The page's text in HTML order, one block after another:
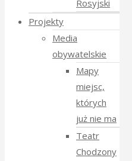
Rosyjski
Projekty
Media
obywatelskie
Mapy
miejsc,
których
już nie ma
Teatr
Chodzony